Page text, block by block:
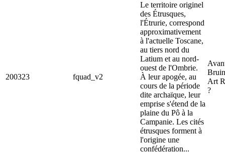
200323 fquad_v2
Le territoire originel
des Étrusques,
l'Étrurie, correspond
approximativement
à l'actuelle Toscane,
au tiers nord du
Latium et au nord-
ouest de l'Ombrie.
À leur apogée, au
cours de la période
dite archaïque, leur
emprise s'étend de la
plaine du Pô à la
Campanie. Les cités
étrusques forment à
l'origine une
confédération...
Art
?